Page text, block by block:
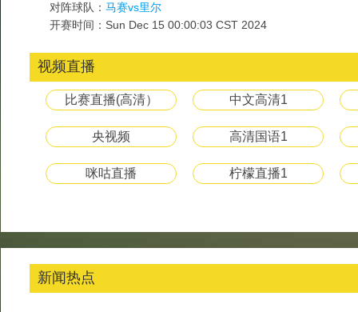
对阵球队： 马赛vs里尔
开赛时间：Sun Dec 15 00:00:03 CST 2024
视频直播
比赛直播(高清） 中文高清1
央视频 高清国语1
咪咕直播 柠檬直播1
新闻热点